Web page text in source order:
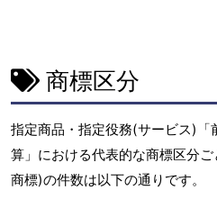
商標区分
指定商品・指定役務(サービス)「
算」における代表的な商標区分
商標)の件数は以下の通りです。